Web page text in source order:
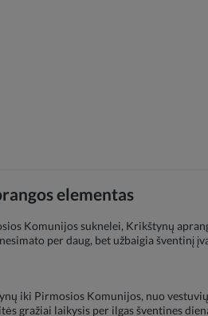
elementas
Komunijos suknelei, Krikštynų
per daug, bet užbaigia šventinį
iki Pirmosios Komunijos, nuo
gražiai laikysis per ilgas šventines